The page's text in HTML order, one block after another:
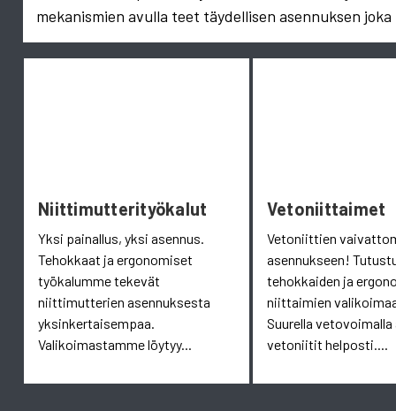
mekanismien avulla teet täydellisen asennuksen
Niittimutterityökalut
Yksi painallus, yksi asennus.
Tehokkaat ja ergonomiset
työkalumme tekevät
niittimutterien asennuksesta
yksinkertaisempaa.
Valikoimastamme löytyy...
Vetoniittaimet
Vetoniittien
asennukseen!
tehokkaiden ja
niittaimien
Suurella vetovoimalla
vetoniitit helposti....